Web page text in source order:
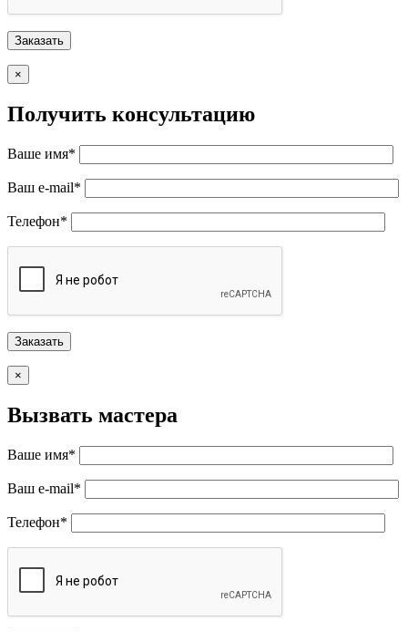
×
Получить консультацию
Ваше имя*
Ваш e-mail*
Телефон*
×
Вызвать мастера
Ваше имя*
Ваш e-mail*
Телефон*